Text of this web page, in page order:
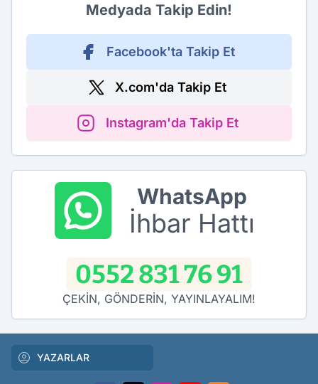
Medyada Takip Edin!
Facebook'ta Takip Et
X.com'da Takip Et
Instagram'da Takip Et
WhatsApp
İhbar Hattı
0552 831 76 91
ÇEKİN, GÖNDERİN, YAYINLAYALIM!
YAZARLAR